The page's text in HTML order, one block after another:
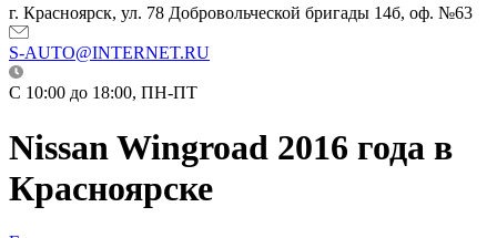
г. Красноярск, ул. 78 Добровольческой бригады 14б, оф. №63
S-AUTO@INTERNET.RU
C 10:00 до 18:00, ПН-ПТ
Nissan Wingroad 2016 года в
Красноярске